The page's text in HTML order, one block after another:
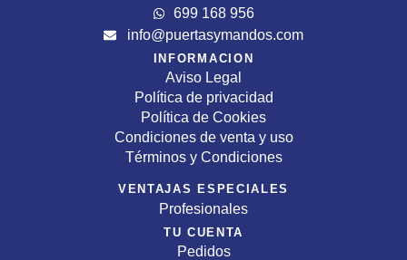
699 168 956
info@puertasymandos.com
INFORMACION
Aviso Legal
Política de privacidad
Política de Cookies
Condiciones de venta y uso
Términos y Condiciones
VENTAJAS ESPECIALES
Profesionales
TU CUENTA
Pedidos